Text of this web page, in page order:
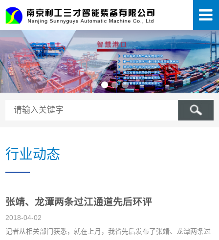
行业动态
张靖、龙潭两条过江通道先后环评
2018-04-02
记者从相关部门获悉，就在上月，我省先后发布了张靖、龙潭两条过